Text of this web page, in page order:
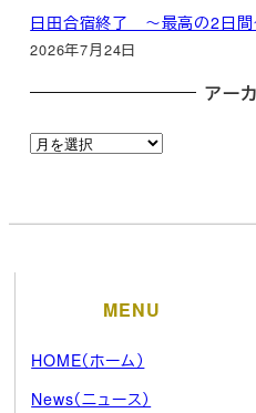
日田合宿終了 ～最高の2日間
2026年7月24日
アー
ア
イ
MENU
HOME（ホーム）
News（ニュース）